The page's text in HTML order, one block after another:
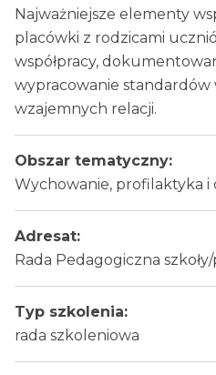
Najważniejsze elementy
placówki z rodzicami
współpracy,
wypracowanie standardów
wzajemnych relacji.
Obszar tematyczny:
Wychowanie, profilaktyka i
Adresat:
Rada Pedagogiczna
Typ szkolenia:
rada szkoleniowa